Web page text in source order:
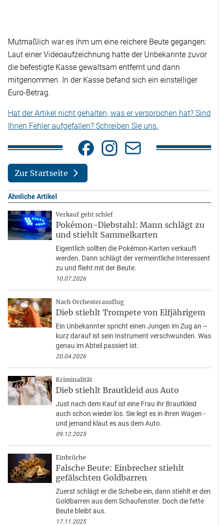
Mutmaßlich war es ihm um eine reichere Beute gegangen:
Laut einer Videoaufzeichnung hatte der Unbekannte zuvor
die befestigte Kasse gewaltsam entfernt und dann
mitgenommen. In der Kasse befand sich ein einstelliger
Euro-Betrag.
Hat der Artikel nicht gehalten, was er versprochen hat? Sind
Ihnen Fehler aufgefallen? Schreiben Sie uns.
Zur Startseite
Ähnliche Artikel
Verkauf geht schief
Pokémon-Diebstahl: Mann schlägt zu
und stiehlt Sammelkarten
Eigentlich sollten die Pokémon-Karten verkauft
werden. Dann schlägt der vermeintliche Interessent
zu und flieht mit der Beute.
10.07.2026
Nach Orchesterausflug
Dieb stiehlt Trompete von Elfjährigem
Ein Unbekannter spricht einen Jungen im Zug an –
kurz darauf ist sein Instrument verschwunden. Was
genau im Abteil passiert ist.
20.04.2026
Kriminalität
Dieb stiehlt Brautkleid aus Auto
Just nach dem Kauf ist eine Frau ihr Brautkleid
auch schon wieder los. Sie legt es in ihren Wagen -
und jemand klaut es aus dem Auto.
09.12.2025
Einbrüche
Falsche Beute: Einbrecher stiehlt
gefälschten Goldbarren
Zuerst schlägt er die Scheibe ein, dann stiehlt er den
Goldbarren aus dem Schaufenster. Doch die fette
Beute bleibt aus.
17.11.2025